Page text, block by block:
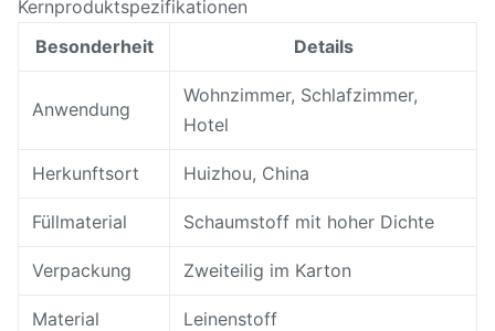
Kernproduktspezifikationen
Besonderheit
Details
Anwendung
Wohnzimmer, Schlafzimmer,
Hotel
Herkunftsort Huizhou, China
Füllmaterial Schaumstoff mit hoher Dichte
Verpackung Zweiteilig im Karton
Material Leinenstoff